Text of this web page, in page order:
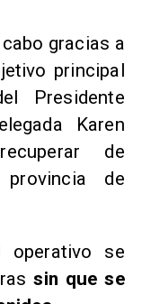
gracias a
principal
Presidente
Karen
de
de
operativo se
sin que se